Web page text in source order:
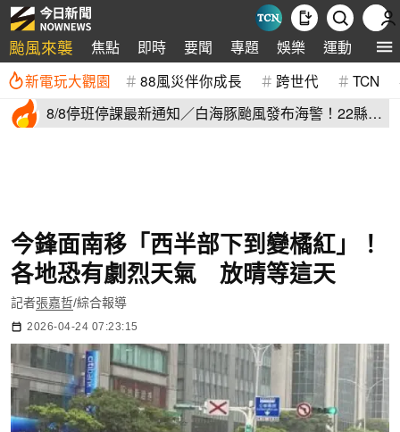
颱風來襲 焦點 即時 要聞 專題 娛樂 運動 全球
新電玩大觀園 88風災伴你成長 跨世代 TCN
8/8停班停課最新通知／白海豚颱風發布海警！22縣市
今鋒面南移「西半部下到變橘紅」！
各地恐有劇烈天氣 放晴等這天
記者張嘉哲/綜合報導
2026-04-24 07:23:15